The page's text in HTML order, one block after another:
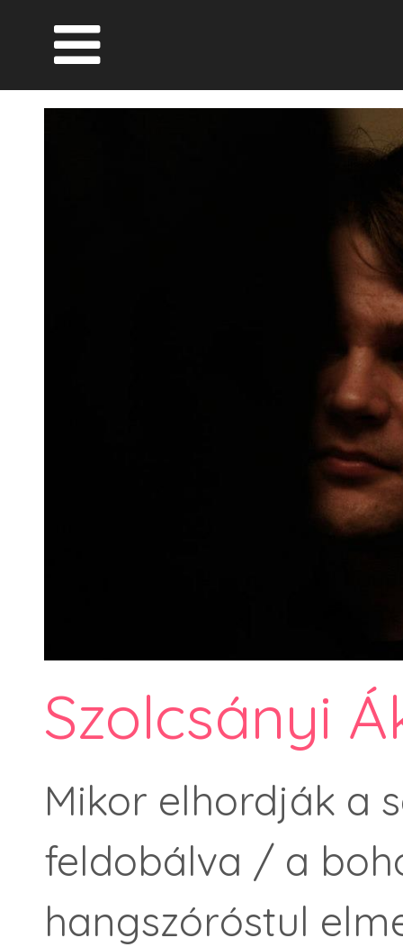
Szolcsányi
Mikor elhordják a
feldobálva / a
hangszóróstul